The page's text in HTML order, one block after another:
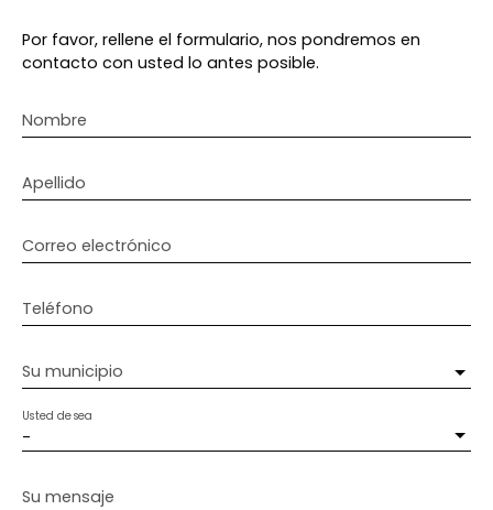
Por favor, rellene el formulario, nos pondremos en
contacto con usted lo antes posible.
Nombre
Apellido
Correo electrónico
Teléfono
Su municipio
-
Usted desea
Su mensaje